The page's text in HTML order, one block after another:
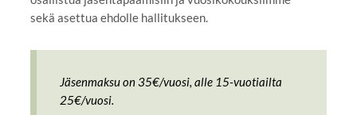
sekä asettua ehdolle hallitukseen.
Jäsenmaksu on 35€/vuosi, alle 15-vuotiailta
25€/vuosi.